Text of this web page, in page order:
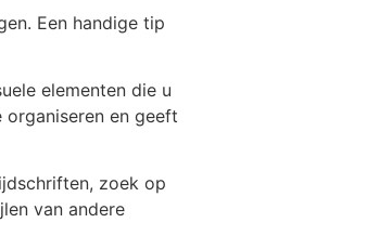
Een handige tip
elementen die u
en geeft
zoek op
van andere